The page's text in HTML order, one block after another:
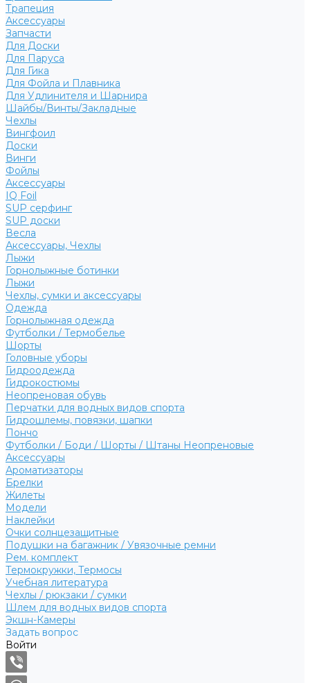
Трапеция
Аксессуары
Запчасти
Для Доски
Для Паруса
Для Гика
Для Фойла и Плавника
Для Удлинителя и Шарнира
Шайбы/Винты/Закладные
Чехлы
Вингфоил
Доски
Винги
Фойлы
Аксессуары
IQ Foil
SUP серфинг
SUP доски
Весла
Аксессуары, Чехлы
Лыжи
Горнолыжные ботинки
Лыжи
Чехлы, сумки и аксессуары
Одежда
Горнолыжная одежда
Футболки / Термобелье
Шорты
Головные уборы
Гидроодежда
Гидрокостюмы
Неопреновая обувь
Перчатки для водных видов спорта
Гидрошлемы, повязки, шапки
Пончо
Футболки / Боди / Шорты / Штаны Неопреновые
Аксессуары
Ароматизаторы
Брелки
Жилеты
Модели
Наклейки
Очки солнцезащитные
Подушки на багажник / Увязочные ремни
Рем. комплект
Термокружки, Термосы
Учебная литература
Чехлы / рюкзаки / сумки
Шлем для водных видов спорта
Экшн-Камеры
Задать вопрос
Войти